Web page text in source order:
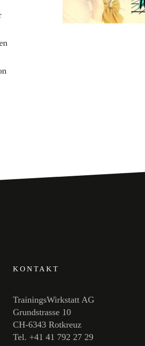
KONTAKT
TrainingsWirkstatt AG
Grundstrasse 10
CH-6343 Rotkreuz
Tel. +41 41 792 27 29